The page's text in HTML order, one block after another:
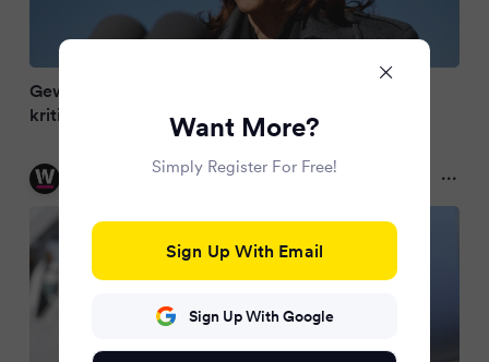
Gewaltverherrlichende Rhetorik: Kamala Harris
kritisiert Trumps Aussage über Liz Cheney
Want More?
Simply Register For Free!
Sign Up With Email
Sign Up With Google